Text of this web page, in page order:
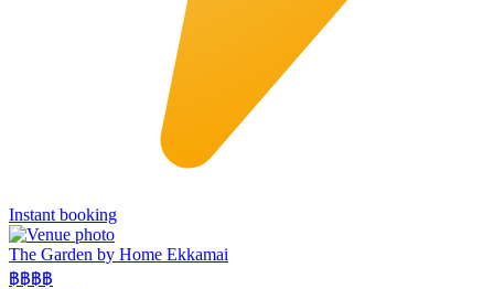
Instant booking
The Garden by Home Ekkamai
฿฿฿฿